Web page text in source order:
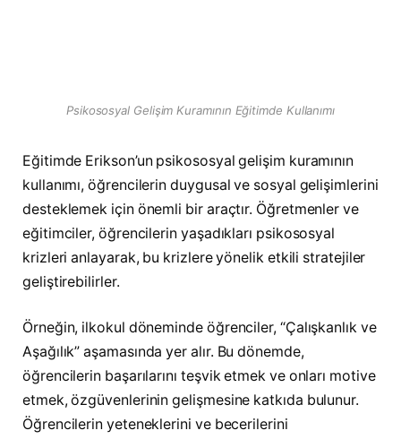
Psikososyal Gelişim Kuramının Eğitimde Kullanımı
Eğitimde Erikson’un psikososyal gelişim kuramının
kullanımı, öğrencilerin duygusal ve sosyal gelişimlerini
desteklemek için önemli bir araçtır. Öğretmenler ve
eğitimciler, öğrencilerin yaşadıkları psikososyal
krizleri anlayarak, bu krizlere yönelik etkili stratejiler
geliştirebilirler.
Örneğin, ilkokul döneminde öğrenciler, “Çalışkanlık ve
Aşağılık” aşamasında yer alır. Bu dönemde,
öğrencilerin başarılarını teşvik etmek ve onları motive
etmek, özgüvenlerinin gelişmesine katkıda bulunur.
Öğrencilerin yeteneklerini ve becerilerini